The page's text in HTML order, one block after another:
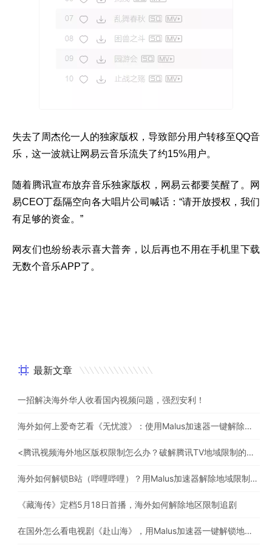
失去了周杰伦一人的独家版权，导致部分用户转移至QQ音
乐，这一波就让网易云音乐流失了约15%用户。
随着腾讯宣布放弃音乐独家版权，网易云都要笑醒了。网
易CEO丁磊隔空向各大唱片公司喊话：“请开放授权，我们
有足够的资金。”
网友们也纷纷表示喜大普奔，以后再也不用在手机里下载
无数个音乐APP了。
最新文章
一招解决海外华人收看国内视频问题，强烈安利！
海外如何上爱奇艺看《无忧渡》：使用Malus加速器一键解除地域限制
<腾讯视频海外地区版权限制怎么办？破解腾讯TV地域限制的办法>
海外如何解锁B站（哔哩哔哩）？用Malus加速器解除地域限制，一键流畅追番
《藏海传》定档5月18日首播，海外如何解除地区限制追剧
在国外怎么看电视剧《赴山海》，用Malus加速器一键解锁地区限制